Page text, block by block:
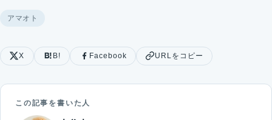
アマオト
X B! Facebook URLをコピー
この記事を書いた人